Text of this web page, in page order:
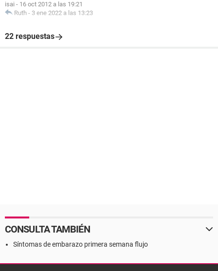
isai - 16 oct 2012 a las 19:21
Ruth - 3 ene 2022 a las 13:23
22 respuestas
CONSULTA TAMBIÉN
Síntomas de embarazo primera semana flujo